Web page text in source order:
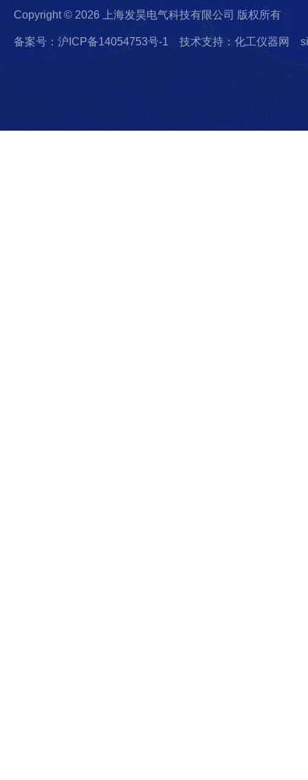
Copyright © 2026 上海发昊电气科技有限公司 版权所有
备案号：沪ICP备14054753号-1 技术支持：化工仪器网